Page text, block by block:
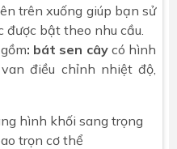
trên xuống giúp bạn sử
được bật theo nhu cầu.
: bát sen câycó hình
điều chỉnh nhiệt độ,
hình khối sang trọng
trọn cơ thể